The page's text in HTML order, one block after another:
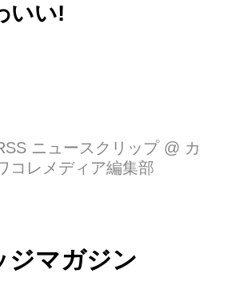
いい!
ニュースクリップ @ カ
コレメディア編集部
ジマガジン